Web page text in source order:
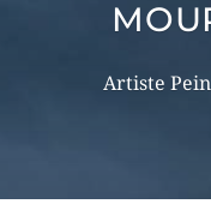
Artiste